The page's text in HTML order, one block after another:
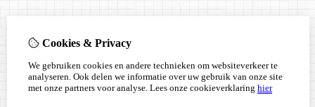
Cookies & Privacy
We gebruiken cookies en andere technieken om websiteverkeer te
analyseren. Ook delen we informatie over uw gebruik van onze site
met onze partners voor analyse. Lees onze cookieverklaring hier